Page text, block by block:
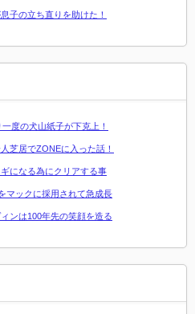
子の立ち直りを助けた！
度の犬山紙子が下克上！
芝居でZONEに入った話！
になる為にクリアする事
マックに採用されて急成長
ンは100年先の笑顔を造る